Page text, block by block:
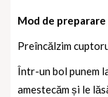
Mod de
Preîncălzim
Într-un bol punem
amestecăm și le